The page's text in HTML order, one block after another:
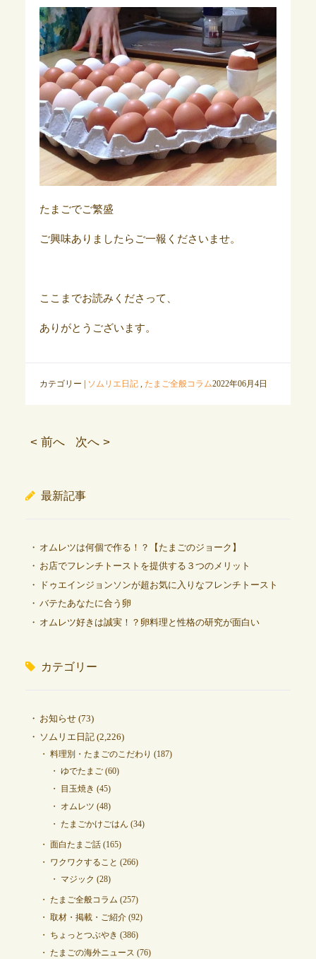
たまごでご繁盛
ご興味ありましたらご一報くださいませ。
ここまでお読みくださって、
ありがとうございます。
カテゴリー | ソムリエ日記, たまご全般コラム2022年06月4日
< 前へ 次へ >
最新記事
オムレツは何個で作る！？【たまごのジョーク】
お店でフレンチトーストを提供する３つのメリット
ドゥエインジョンソンが超お気に入りなフレンチトースト
バテたあなたに合う卵
オムレツ好きは誠実！？卵料理と性格の研究が面白い
カテゴリー
お知らせ(73)
ソムリエ日記(2,226)
料理別・たまごのこだわり (187)
ゆでたまご(60)
目玉焼き (45)
オムレツ (48)
たまごかけごはん (34)
面白たまご話(165)
ワクワクすること (266)
マジック (28)
たまご全般コラム (257)
取材・掲載・ご紹介(92)
ちょっとつぶやき (386)
たまごの海外ニュース (76)